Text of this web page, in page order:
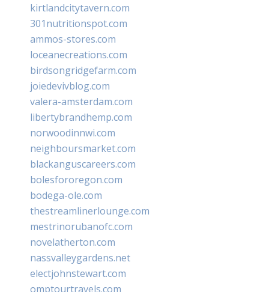
kirtlandcitytavern.com
301nutritionspot.com
ammos-stores.com
loceanecreations.com
birdsongridgefarm.com
joiedevivblog.com
valera-amsterdam.com
libertybrandhemp.com
norwoodinnwi.com
neighboursmarket.com
blackanguscareers.com
bolesfororegon.com
bodega-ole.com
thestreamlinerlounge.com
mestrinorubanofc.com
novelatherton.com
nassvalleygardens.net
electjohnstewart.com
omptourtravels.com